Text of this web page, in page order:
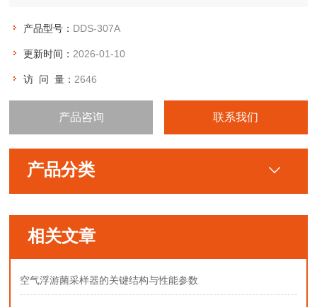
示。整个过程均由微电脑控制和处理。
产品型号： DDS-307A
更新时间： 2026-01-10
访 问 量： 2646
产品咨询 联系我们
产品分类
相关文章
空气浮游菌采样器的关键结构与性能参数